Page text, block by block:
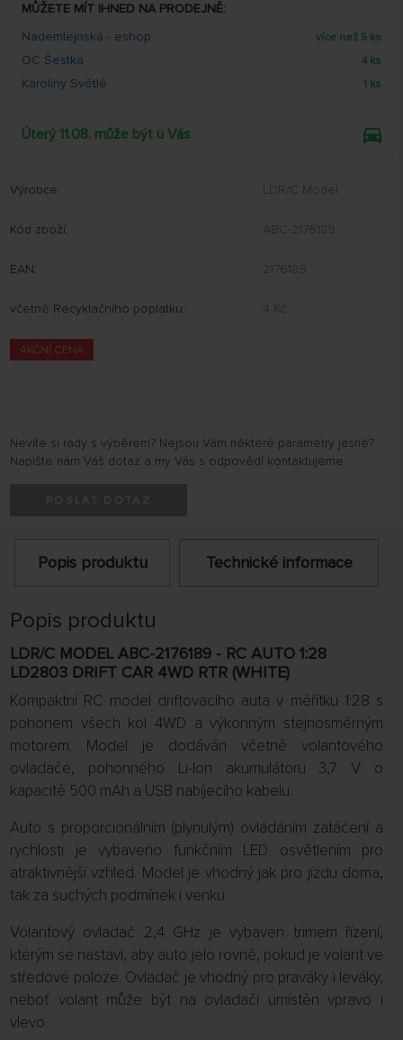
MŮŽETE MÍT IHNED NA PRODEJNĚ:
Nademlejnská - eshop
více než 5 ks
OC Šestka 4 ks
Karolíny Světlé 1 ks
Úterý 11.08. může být u Vás
Výrobce: LDR/C Model
Kód zboží: ABC-2176189
EAN: 2176189
včetně Recyklačního poplatku: 4 Kč
AKČNÍ CENA
Nevíte si rady s výběrem? Nejsou Vám některé parametry jasné?
Napište nám Váš dotaz a my Vás s odpovědí kontaktujeme.
Popis produktu Technické informace
Popis produktu
LDR/C MODEL ABC-2176189 - RC AUTO 1:28
LD2803 DRIFT CAR 4WD RTR (WHITE)
Kompaktní RC model driftovacího auta v měřítku 1:28 s
pohonem všech kol 4WD a výkonným stejnosměrným
motorem. Model je dodáván včetně volantového
ovladače, pohonného Li-Ion akumulátoru 3,7 V o
kapacitě 500 mAh a USB nabíjecího kabelu.
Auto s proporcionálním (plynulým) ovládáním zatáčení a
rychlosti je vybaveno funkčním LED osvětlením pro
atraktivnější vzhled. Model je vhodný jak pro jízdu doma,
tak za suchých podmínek i venku.
Volantový ovladač 2,4 GHz je vybaven trimem řízení,
kterým se nastaví, aby auto jelo rovně, pokud je volant ve
středové poloze. Ovladač je vhodný pro praváky i leváky,
neboť volant může být na ovladači umístěn vpravo i
vlevo.